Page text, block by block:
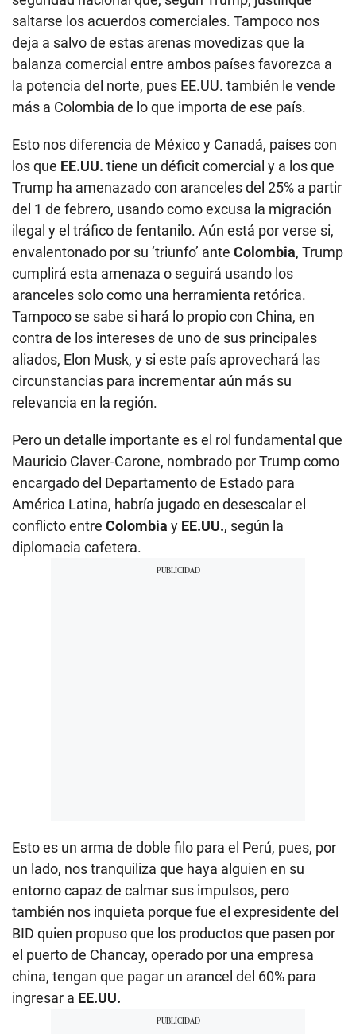
saltarse los acuerdos comerciales. Tampoco nos
deja a salvo de estas arenas movedizas que la
balanza comercial entre ambos países favorezca a
la potencia del norte, pues EE.UU. también le vende
más a Colombia de lo que importa de ese país.
Esto nos diferencia de México y Canadá, países con
los que EE.UU. tiene un déficit comercial y a los que
Trump ha amenazado con aranceles del 25% a partir
del 1 de febrero, usando como excusa la migración
ilegal y el tráfico de fentanilo. Aún está por verse si,
envalentonado por su ‘triunfo’ ante Colombia, Trump
cumplirá esta amenaza o seguirá usando los
aranceles solo como una herramienta retórica.
Tampoco se sabe si hará lo propio con China, en
contra de los intereses de uno de sus principales
aliados, Elon Musk, y si este país aprovechará las
circunstancias para incrementar aún más su
relevancia en la región.
Pero un detalle importante es el rol fundamental que
Mauricio Claver-Carone, nombrado por Trump como
encargado del Departamento de Estado para
América Latina, habría jugado en desescalar el
conflicto entre Colombia y EE.UU., según la
diplomacia cafetera.
Esto es un arma de doble filo para el Perú, pues, por
un lado, nos tranquiliza que haya alguien en su
entorno capaz de calmar sus impulsos, pero
también nos inquieta porque fue el expresidente del
BID quien propuso que los productos que pasen por
el puerto de Chancay, operado por una empresa
china, tengan que pagar un arancel del 60% para
ingresar a EE.UU.